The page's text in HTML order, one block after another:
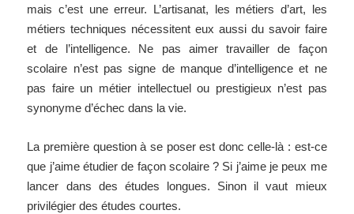
mais c’est une erreur. L’artisanat, les métiers d’art, les
métiers techniques nécessitent eux aussi du savoir faire
et de l’intelligence. Ne pas aimer travailler de façon
scolaire n’est pas signe de manque d’intelligence et ne
pas faire un métier intellectuel ou prestigieux n’est pas
synonyme d’échec dans la vie.
La première question à se poser est donc celle-là : est-ce
que j’aime étudier de façon scolaire ? Si j’aime je peux me
lancer dans des études longues. Sinon il vaut mieux
privilégier des études courtes.